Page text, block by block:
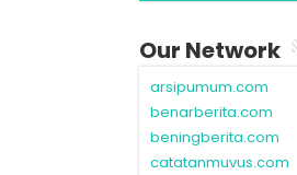
Our Network
arsipumum.com
benarberita.com
beningberita.com
catatanmuvus.com